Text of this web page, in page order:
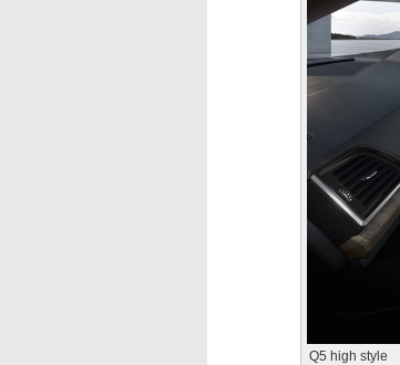
Q5 high style